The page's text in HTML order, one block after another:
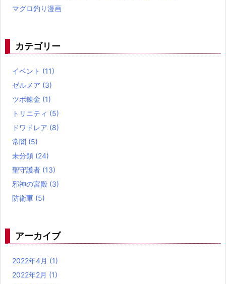
マグロ釣り漫画
カテゴリー
イベント (11)
ゼルメア (3)
ツボ錬金 (1)
トリニティ (5)
ドワドレア (8)
常闇 (5)
未分類 (24)
聖守護者 (13)
邪神の宮殿 (3)
防衛軍 (5)
アーカイブ
2022年4月 (1)
2022年2月 (1)